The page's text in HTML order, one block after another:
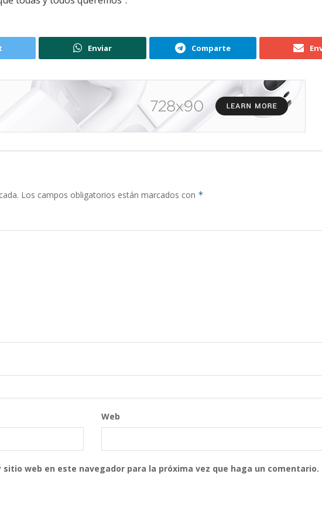
Enviar Comparte
Los campos obligatorios están marcados con *
Web
web en este navegador para la próxima vez que haga un comentario.